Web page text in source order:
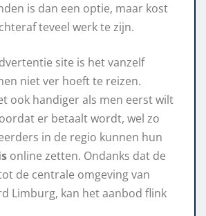
is dan een optie, maar kost
teveel werk te zijn.
site is het vanzelf
niet ver hoeft te reizen.
ook handiger als men eerst wilt
er betaalt wordt, wel zo
in de regio kunnen hun
online zetten. Ondanks dat de
de centrale omgeving van
Limburg, kan het aanbod flink